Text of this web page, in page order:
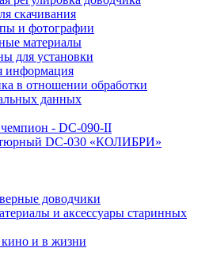
скачивания
и фотографии
материалы
для установки
информация
в отношении обработки
данных
- DC-090-II
DC-030 «КОЛИБРИ»
доводчики
и аксессуары старинных
и в жизни